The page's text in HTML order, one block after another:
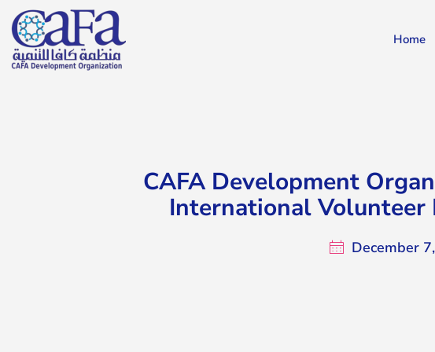
Home
CAFA Development
International Volunteer
December